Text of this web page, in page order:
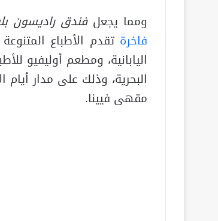
ومما يجعلفندق راديسون
فاخرة تقدم الأطباع
اليابانية، ومطعم أوليفيو
البحرية، وذلك على مدار أيام
مقهى فيينا.